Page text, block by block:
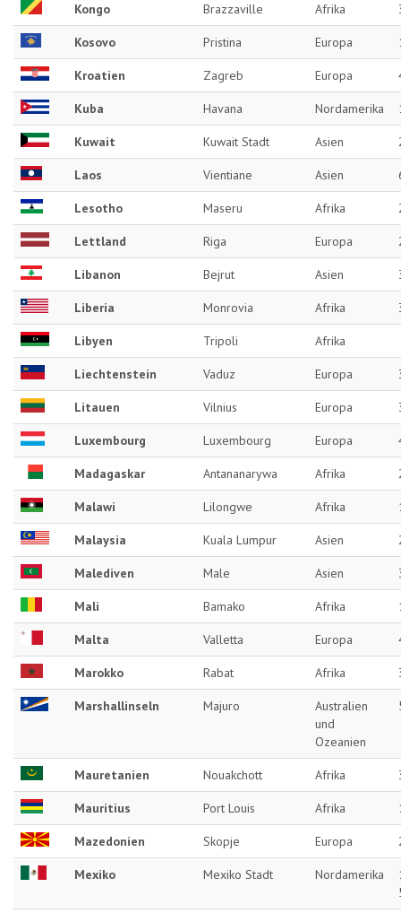
Kongo Brazzaville Afrika
Kosovo Pristina Europa
Kroatien Zagreb Europa
Kuba Havana Nordamerika
Kuwait Kuwait Stadt Asien
Laos Vientiane Asien
Lesotho Maseru Afrika
Lettland Riga Europa
Libanon Bejrut Asien
Liberia Monrovia Afrika
Libyen Tripoli Afrika
Liechtenstein Vaduz Europa
Litauen Vilnius Europa
Luxembourg Luxembourg Europa
Madagaskar Antananarywa Afrika
Malawi Lilongwe Afrika
Malaysia Kuala Lumpur Asien
Malediven Male Asien
Mali Bamako Afrika
Malta Valletta Europa
Marokko Rabat Afrika
Marshallinseln Majuro
Australien
und
Ozeanien
Mauretanien Nouakchott Afrika
Mauritius Port Louis Afrika
Mazedonien Skopje Europa
Mexiko Mexiko Stadt Nordamerika